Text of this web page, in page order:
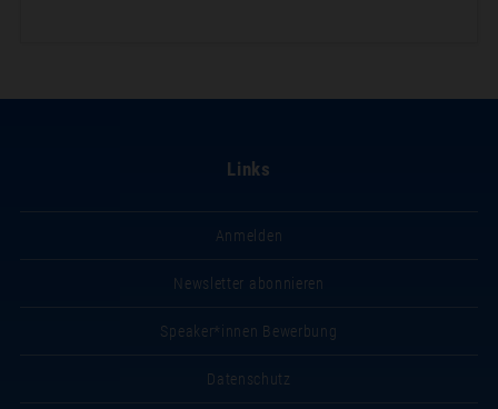
Links
Anmelden
Newsletter abonnieren
Speaker*innen Bewerbung
Datenschutz